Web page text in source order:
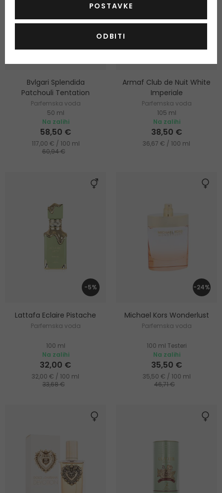
Bvlgari Splendida
Patchouli Tentation
Parfemska voda
50 ml
Na zalihi
58,50 €
117,00 € / 100 ml
60,94 €
Armaf Club de Nuit White
Imperiale
Parfemska voda
105 ml
Na zalihi
38,50 €
36,67 € / 100 ml
-5%
Lattafa Eclaire Pistache
Parfemska voda
100 ml
Na zalihi
32,00 €
32,00 € / 100 ml
33,68 €
-24%
Michael Kors Wonderlust
Parfemska voda
100 ml Testeri
Na zalihi
35,50 €
35,50 € / 100 ml
46,71 €
POSTAVKE
ODBITI